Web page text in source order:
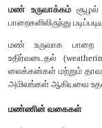
• இது நீராவிப்
புரிகிறது.
• இது கனிகள்,